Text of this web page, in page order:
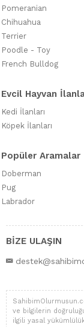
Pomeranian
Chihuahua
Terrier
Poodle - Toy
French Bulldog
Evcil Hayvan
Kedi İlanları
Köpek İlanları
Popüler Aramalar
Doberman
Pug
Labrador
BİZE ULAŞIN
ve bilgilerin
ilgili yasal